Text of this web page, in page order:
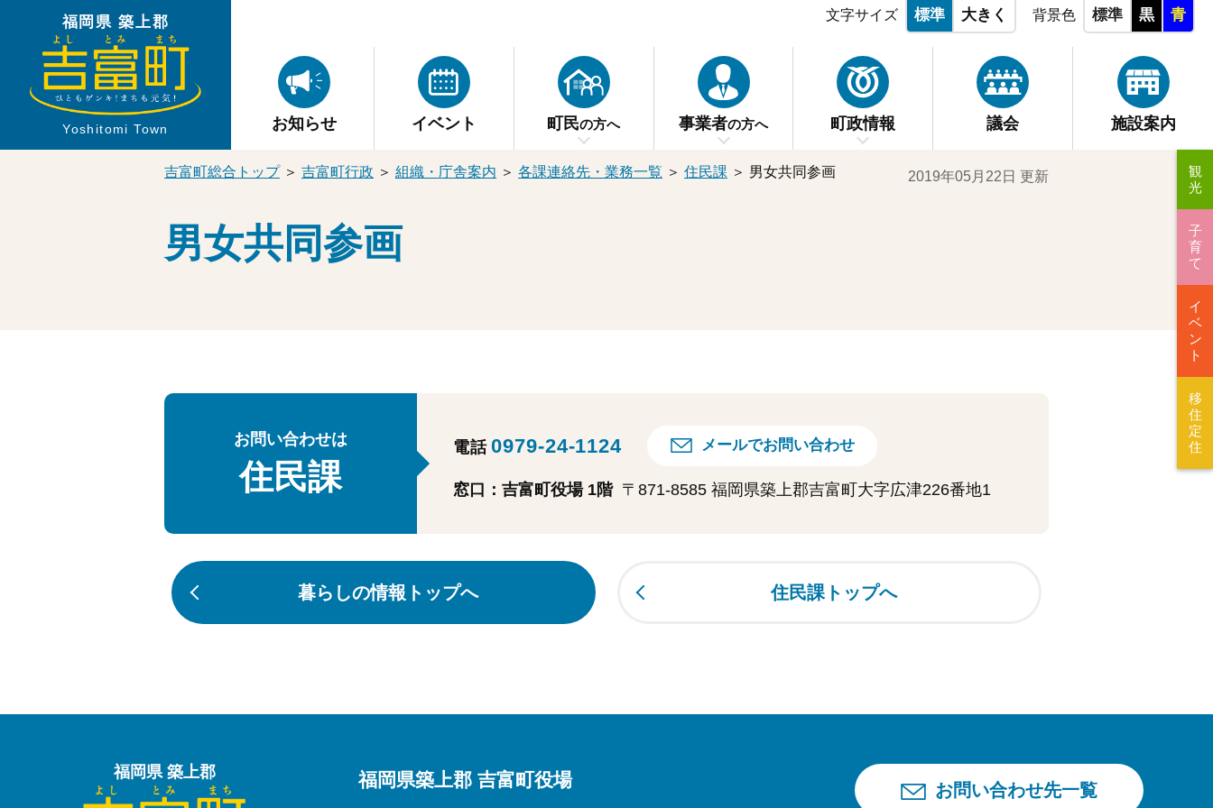
福岡県 築上郡
Yoshitomi Town
文字サイズ 標準 大きく 背景色 標準 黒 青
お知らせ イベント 町民の方へ 事業者の方へ 町政情報 議会 施設案内
吉富町総合トップ＞ 吉富町行政 ＞ 組織・庁舎案内 ＞ 各課連絡先・業務一覧 ＞ 住民課 ＞ 男女共同参画
男女共同参画
2019年05月22日 更新
お問い合わせは
住民課
電話 0979-24-1124 メールでお問い合わせ
窓口：吉富町役場 1階 〒871-8585 福岡県築上郡吉富町大字広津226番地1
暮らしの情報トップへ 住民課トップへ
福岡県 築上郡 福岡県築上郡 吉富町役場 お問い合わせ先一覧
観
光
子
育
て
イ
ベ
ン
ト
移
住
定
住